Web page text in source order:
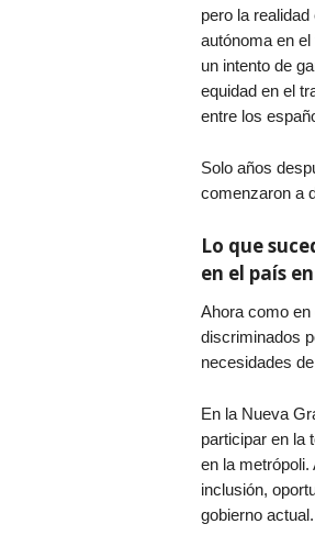
pero la
autónoma en
un intento de
equidad en el
entre los
Solo años
comenzaron a
Lo que
en el país
Ahora como
discriminados
necesidades
En la Nueva
participar en la
en la
inclusión,
gobierno actual.